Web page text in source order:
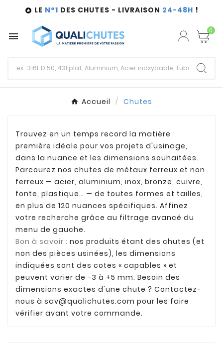
 LE N°1 DES CHUTES - LIVRAISON 24-48H !
 0
Accueil Chutes
Trouvez en un temps record la matière
première idéale pour vos projets d'usinage,
dans la nuance et les dimensions souhaitées.
Parcourez nos chutes de métaux ferreux et non
ferreux — acier, aluminium, inox, bronze, cuivre,
fonte, plastique… — de toutes formes et tailles,
en plus de 120 nuances spécifiques. Affinez
votre recherche grâce au filtrage avancé du
menu de gauche.
Bon à savoir : nos produits étant des chutes (et
non des pièces usinées), les dimensions
indiquées sont des cotes « capables » et
peuvent varier de −3 à +5 mm. Besoin des
dimensions exactes d'une chute ? Contactez-
nous à sav@qualichutes.com pour les faire
vérifier avant votre commande.